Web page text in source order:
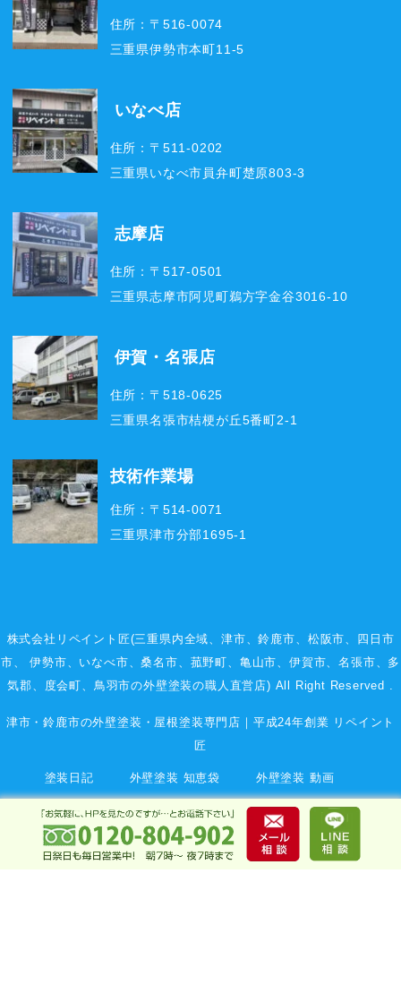
住所：〒516-0074
三重県伊勢市本町11-5
いなべ店
住所：〒511-0202
三重県いなべ市員弁町楚原803-3
志摩店
住所：〒517-0501
三重県志摩市阿児町鵜方字金谷3016-10
伊賀・名張店
住所：〒518-0625
三重県名張市桔梗が丘5番町2-1
技術作業場
住所：〒514-0071
三重県津市分部1695-1
株式会社リペイント匠(三重県内全域、津市 、鈴鹿市 松阪市
四日市
市
伊勢市 、いなべ市、桑名市、菰野町、 亀山市 、伊賀市 、名張市 、多
気郡、度会町、鳥羽市の外壁塗装の職人直営店) All Right Reserved .
津市・鈴鹿市の外壁塗装・屋根塗装専門店｜平成24年創業 リペイント
匠
塗装日記 外壁塗装 知恵袋 外壁塗装 動画
会社案内 company 代表挨拶・プロフィール
匠のスタッフ紹介 塗装用語集 プライバシーポリシー